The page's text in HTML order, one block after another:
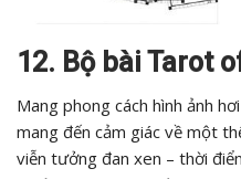
12. Bộ bài Tarot
Mang phong cách hình ảnh
mang đến cảm giác về một
viễn tưởng đan xen – thời